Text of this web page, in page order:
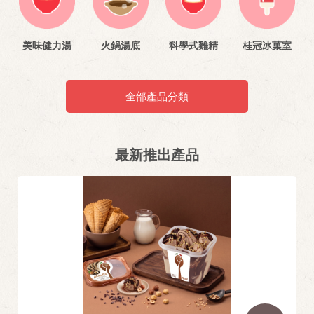
美味健力湯 火鍋湯底 科學式雞精 桂冠冰菓室
全部產品分類
最新推出產品